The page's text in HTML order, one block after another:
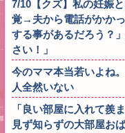
7/10【クズ】私の妊娠
覚→夫から電話がかか
する事があるだろう？
さい！」
今のママ本当若いよね
人全然いない
「良い部屋に入れて羨
見ず知らずの大部屋お